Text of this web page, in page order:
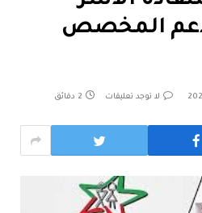
المخصص
لا توجد تعليقات 2 دقائق